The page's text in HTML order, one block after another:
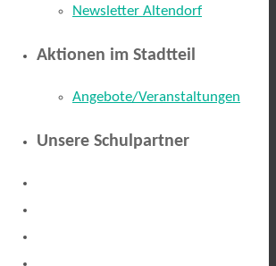
Newsletter Altendorf
Aktionen im Stadtteil
Angebote/Veranstaltungen
Unsere Schulpartner